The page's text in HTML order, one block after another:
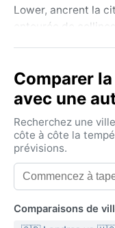
Lower, ancrent la
entourée de
contrasté, typique
Sous la
rythme l’année
mars à juin, est
dépassant souvent
mousson. De juin à
transforment la
localisées. L’hiver,
Comparer
avec une
Recherchez une
côte à côte la
prévisions.
Comparaisons de